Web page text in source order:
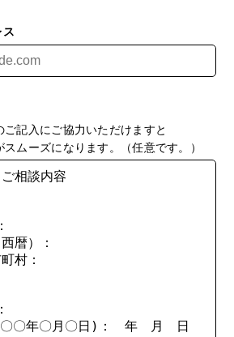
記入にご協力いただけますと
ムーズになります。（任意です。）